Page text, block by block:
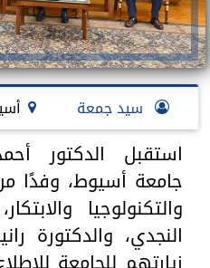
سيد جمعة
استقبل الدكتور
جامعة أسيوط، وفدًا
والتكنولوجيا
النجدي، والدكتورة